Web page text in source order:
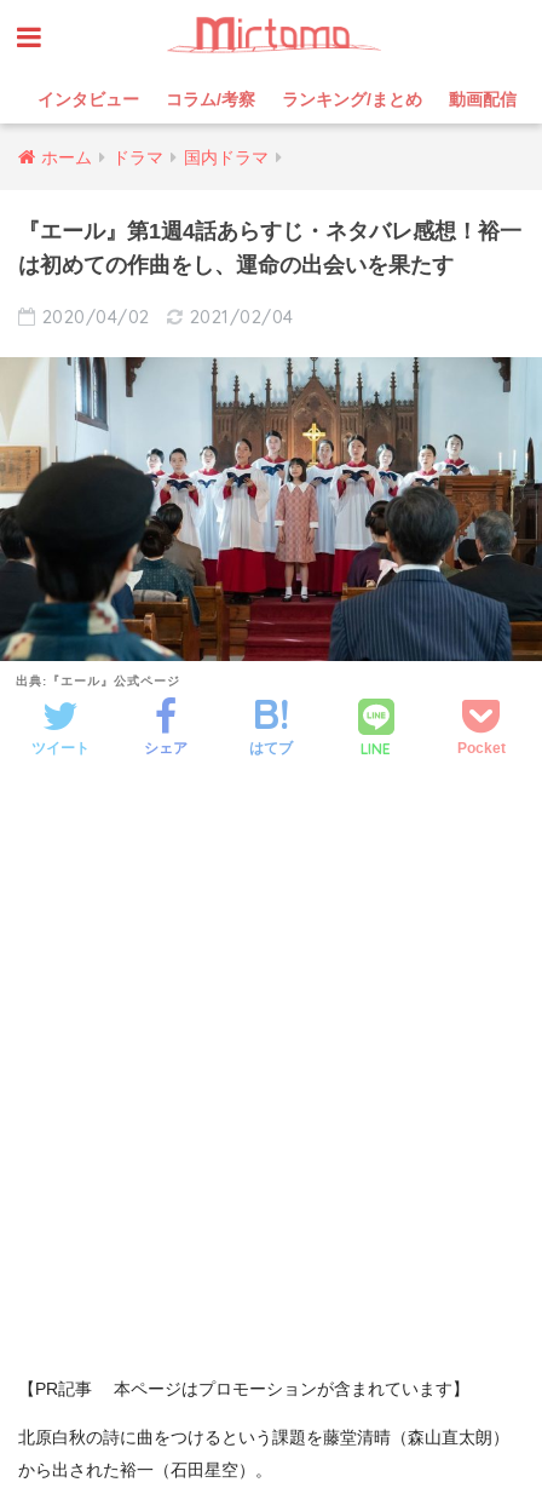
インタビュー コラム/考察 ランキング/まとめ 動画配信
ホーム ドラマ 国内ドラマ
『エール』第1週4話あらすじ・ネタバレ感想！裕一
は初めての作曲をし、運命の出会いを果たす
2020/04/02 2021/02/04
出典:『エール』公式ページ
ツイート シェア はてブ LINE Pocket
【PR記事 本ページはプロモーションが含まれています】
北原白秋の詩に曲をつけるという課題を藤堂清晴（森山直太朗）
から出された裕一（石田星空）。